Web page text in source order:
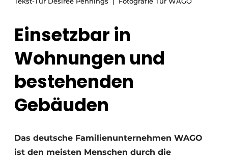
Datenschutz / Cookie-Erklärung
Ein Stellenangebot registrieren
Freie Stellen
Videos
Modularer Aufbau
Einsetzbar in
Wohnungen und
bestehenden
Gebäuden
Das deutsche Familienunternehmen WAGO
ist den meisten Menschen durch die